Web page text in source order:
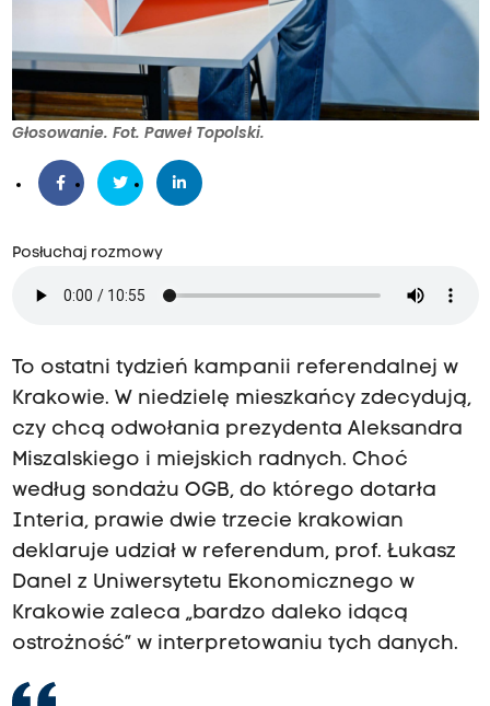
Głosowanie. Fot. Paweł Topolski.
Posłuchaj rozmowy
To ostatni tydzień kampanii referendalnej w
Krakowie. W niedzielę mieszkańcy zdecydują,
czy chcą odwołania prezydenta Aleksandra
Miszalskiego i miejskich radnych. Choć
według sondażu OGB, do którego dotarła
Interia, prawie dwie trzecie krakowian
deklaruje udział w referendum, prof. Łukasz
Danel z Uniwersytetu Ekonomicznego w
Krakowie zaleca „bardzo daleko idącą
ostrożność” w interpretowaniu tych danych.